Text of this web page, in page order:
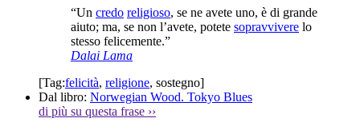
“Un credo religioso, se ne avete uno, è di grande
aiuto; ma, se non l’avete, potete sopravvivere lo
stesso felicemente.”
Dalai Lama
[Tag:felicità, religione, sostegno]
Dal libro: Norwegian Wood. Tokyo Blues
di più su questa frase ››